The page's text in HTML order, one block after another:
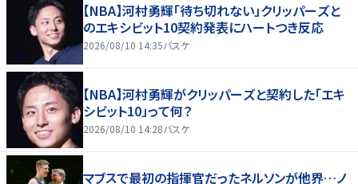
【NBA】河村勇輝「待ち切れない」クリッパーズと
のエキシビット10契約発表にハートつき反応
2026/08/10 14:35バスケ
【NBA】河村勇輝がクリッパーズと契約した「エキ
シビット10」って何？
2026/08/10 14:28バスケ
マブスで最初の指揮官だったネルソンが他界…ノ